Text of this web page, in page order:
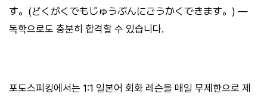
す。(どくがくでもじゅうぶんにごうかくできます。) —
독학으로도 충분히 합격할 수 있습니다.
포도스피킹에서는 1:1 일본어 회화 레슨을 매일 무제한으로 제